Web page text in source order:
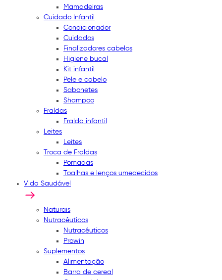
Mamadeiras
Cuidado Infantil
Condicionador
Cuidados
Finalizadores cabelos
Higiene bucal
Kit infantil
Pele e cabelo
Sabonetes
Shampoo
Fraldas
Fralda infantil
Leites
Leites
Troca de Fraldas
Pomadas
Toalhas e lenços umedecidos
Vida Saudável
Naturais
Nutracêuticos
Nutracêuticos
Prowin
Suplementos
Alimentação
Barra de cereal